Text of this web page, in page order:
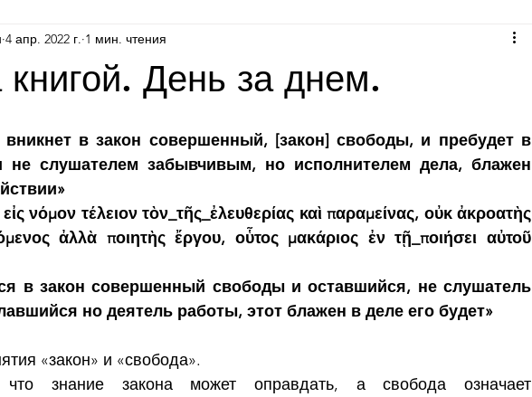
рассылка
книгой. День за днем.
4 апр. 2022 г. 1 мин. чтения
вникнет в закон совершенный, [закон] свободы, и пребудет в
не слушателем забывчивым, но исполнителем дела, блажен
νόμον τέλειον τὸν_τῆς_ἐλευθερίας καὶ παραμείνας, οὐκ ἀκροατὴς
ἀλλὰ ποιητὴς ἔργου, οὗτος μακάριος ἐν τῇ_ποιήσει αὐτοῦ
в закон совершенный свободы и оставшийся, не слушатель
но деятель работы, этот блажен в деле его будет»
«закон» и «свобода».
знание закона может оправдать, а свобода означает